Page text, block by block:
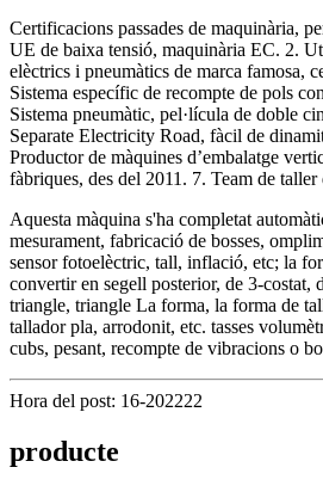
Certificacions passades de maquinària,
UE de baixa tensió, maquinària EC. 2.
elèctrics i pneumàtics de marca famosa,
Sistema específic de recompte de pols
Sistema pneumàtic, pel·lícula de doble
Separate Electricity Road, fàcil de
Productor de màquines d’embalatge
fàbriques, des del 2011. 7. Team de
Aquesta màquina s'ha completat
mesurament, fabricació de bosses,
sensor fotoelèctric, tall, inflació, etc; la
convertir en segell posterior, de 3-costat,
triangle, triangle La forma, la forma de
tallador pla, arrodonit, etc. tasses
cubs, pesant, recompte de vibracions o
Hora del post: 16-202222
producte